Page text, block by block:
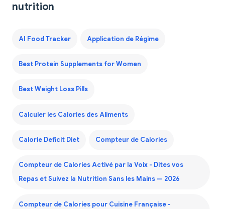
nutrition
AI Food Tracker Application de Régime
Best Protein Supplements for Women
Best Weight Loss Pills
Calculer les Calories des Aliments
Calorie Deficit Diet Compteur de Calories
Compteur de Calories Activé par la Voix - Dites vos
Repas et Suivez la Nutrition Sans les Mains — 2026
Compteur de Calories pour Cuisine Française -